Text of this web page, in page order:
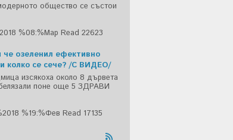
общество се състои
%08:%Мар Read 22623
че озеленил ефективно
колко се сече? /С ВИДЕО/
изсякоха около 8 дървета
поне още 5 ЗДРАВИ
%19:%Фев Read 17135